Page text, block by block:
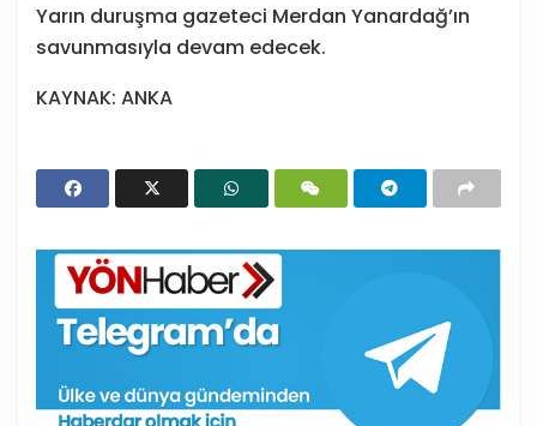
Yarın duruşma gazeteci Merdan Yanardağ’ın
savunmasıyla devam edecek.
KAYNAK: ANKA